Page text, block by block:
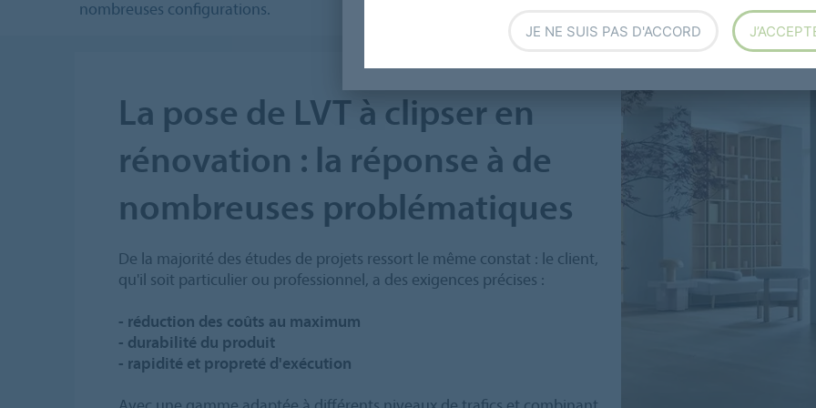
nombreuses configurations.
La pose de LVT à clipser en
rénovation : la réponse à de
nombreuses problématiques
De la majorité des études de projets ressort le même constat : le client,
qu'il soit particulier ou professionnel, a des exigences précises :
- réduction des coûts au maximum
- durabilité du produit
- rapidité et propreté d'exécution
JE NE SUIS PAS D'ACCORD